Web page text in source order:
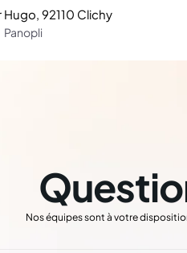
Hugo, 92110 Clichy
Panopli
Nos équipes sont à votre